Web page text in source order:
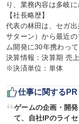
り、業務内容は多岐に
【社長略歴】
代表の林田は、セガ
サターン）から最近
ム開発に30年携わって
決算情報：決算期 売
※決済単位：単体
仕事に関するPR
ゲームの企画・開
て、自社IPのライ